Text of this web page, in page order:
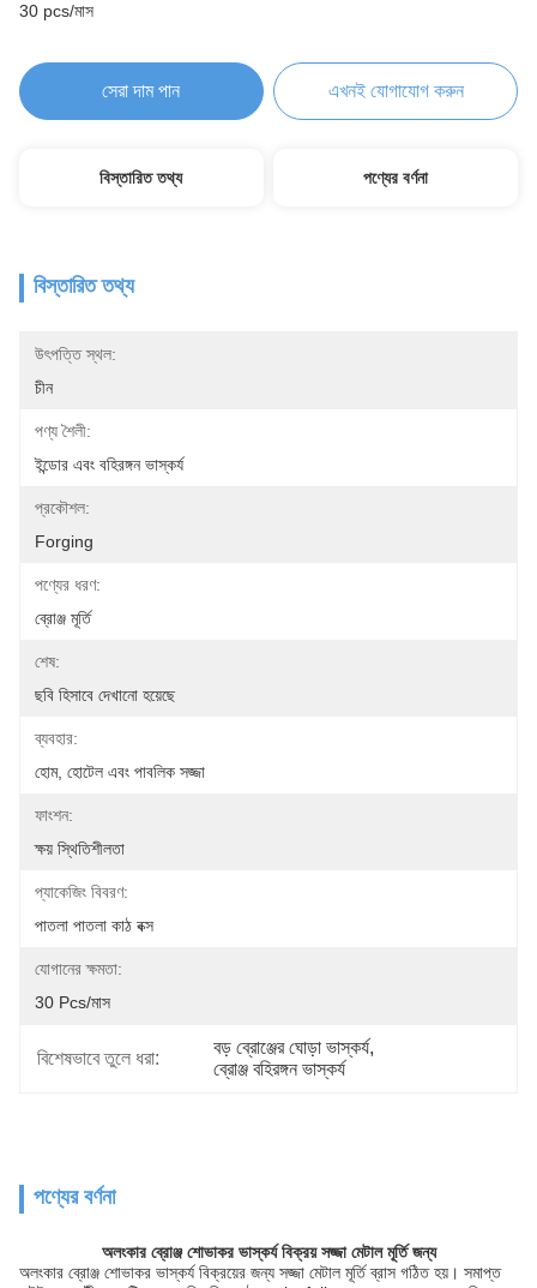
30 pcs/মাস
সেরা দাম পান এখনই যোগাযোগ করুন
বিস্তারিত তথ্য পণ্যের বর্ণনা
বিস্তারিত তথ্য
উৎপত্তি স্থল:
চীন
পণ্য শৈলী:
ইন্ডোর এবং বহিরঙ্গন ভাস্কর্য
প্রকৌশল:
Forging
পণ্যের ধরণ:
ব্রোঞ্জ মূর্তি
শেষ:
ছবি হিসাবে দেখানো হয়েছে
ব্যবহার:
হোম, হোটেল এবং পাবলিক সজ্জা
ফাংশন:
ক্ষয় স্থিতিশীলতা
প্যাকেজিং বিবরণ:
পাতলা পাতলা কাঠ বক্স
যোগানের ক্ষমতা:
30 Pcs/মাস
বিশেষভাবে তুলে ধরা:
বড় ব্রোঞ্জের ঘোড়া ভাস্কর্য,
ব্রোঞ্জ বহিরঙ্গন ভাস্কর্য
পণ্যের বর্ণনা
অলংকার ব্রোঞ্জ শোভাকর ভাস্কর্য বিক্রয় সজ্জা মেটাল মূর্তি জন্য
অলংকার ব্রোঞ্জ শোভাকর ভাস্কর্য বিক্রয়ের জন্য সজ্জা মেটাল মূর্তি ব্রাস গঠিত হয়। সমাপ্ত